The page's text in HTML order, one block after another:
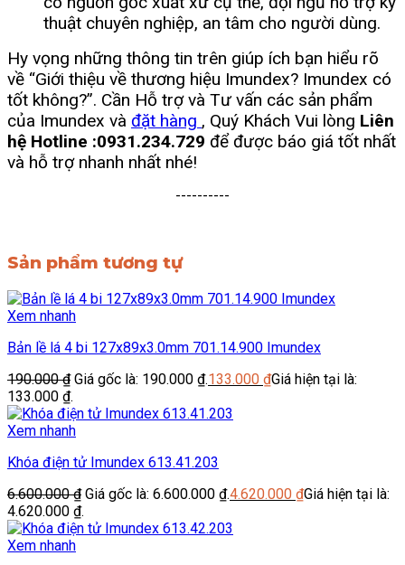
thuật chuyên nghiệp, an tâm cho người dùng.
Hy vọng những thông tin trên giúp ích bạn hiểu rõ
về “Giới thiệu về thương hiệu Imundex? Imundex có
tốt không?”. Cần Hỗ trợ và Tư vấn các sản phẩm
của Imundex và đặt hàng , Quý Khách Vui lòng Liên
hệ Hotline :0931.234.729 để được báo giá tốt nhất
và hỗ trợ nhanh nhất nhé!
----------
Sản phẩm tương tự
Xem nhanh
Bản lề lá 4 bi 127x89x3.0mm 701.14.900 Imundex
190.000₫ Giá gốc là: 190.000 ₫.133.000 ₫Giá hiện tại là:
133.000 ₫.
Xem nhanh
Khóa điện tử Imundex 613.41.203
6.600.000₫ Giá gốc là: 6.600.000 ₫.4.620.000 ₫Giá hiện tại là:
4.620.000 ₫.
Xem nhanh